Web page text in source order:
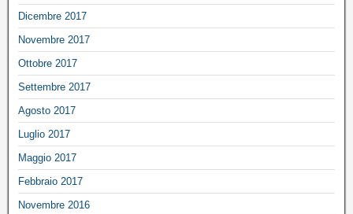
Dicembre 2017
Novembre 2017
Ottobre 2017
Settembre 2017
Agosto 2017
Luglio 2017
Maggio 2017
Febbraio 2017
Novembre 2016